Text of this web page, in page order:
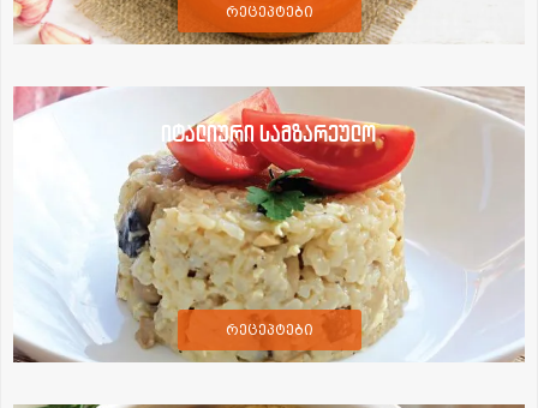
რეცეპტები
იტალიური სამზარეულო
რეცეპტები